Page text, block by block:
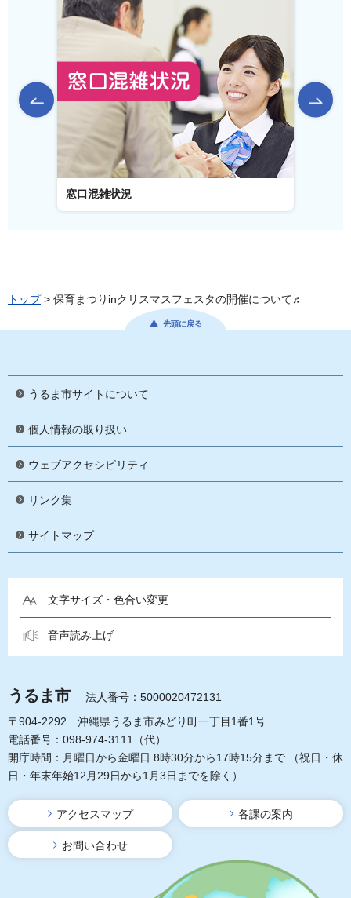
前のスライドを表示
窓口混雑状況
トップ> 保育まつりinクリスマスフェスタの開催について♬
先頭に戻る
うるま市サイトについて
個人情報の取り扱い
ウェブアクセシビリティ
リンク集
サイトマップ
文字サイズ・色合い変更
音声読み上げ
うるま市
法人番号：5000020472131
〒904-2292 沖縄県うるま市みどり町一丁目1番1号
電話番号：098-974-3111（代）
開庁時間：月曜日から金曜日 8時30分から17時15分まで
（祝日・休
日・年末年始12月29日から1月3日までを除く）
アクセスマップ 各課の案内
お問い合わせ